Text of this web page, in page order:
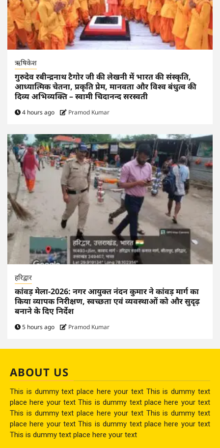
ऋषिकेश
गुरुदेव रबीन्द्रनाथ टैगोर जी की लेखनी में भारत की संस्कृति,
आध्यात्मिक चेतना, प्रकृति प्रेम, मानवता और विश्व बंधुत्व की
दिव्य अभिव्यक्ति – स्वामी चिदानन्द सरस्वती
4 hours ago Pramod Kumar
हरिद्वार
कांवड़ मेला-2026: नगर आयुक्त नंदन कुमार ने कांवड़ मार्ग का
किया व्यापक निरीक्षण, स्वच्छता एवं व्यवस्थाओं को और सुदृढ़
बनाने के दिए निर्देश
5 hours ago Pramod Kumar
ABOUT US
This is dummy text place here your text This is dummy text
place here your text This is dummy text place here your text
This is dummy text place here your text This is dummy text
place here your text This is dummy text place here your text
This is dummy text place here your text